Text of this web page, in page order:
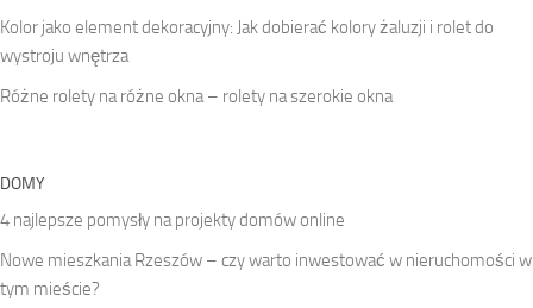
Kolor jako element dekoracyjny: Jak dobierać kolory żaluzji i rolet do
wystroju wnętrza
Różne rolety na różne okna – rolety na szerokie okna
DOMY
4 najlepsze pomysły na projekty domów online
Nowe mieszkania Rzeszów – czy warto inwestować w nieruchomości w
tym mieście?